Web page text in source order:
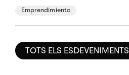
Emprendimiento
TOTS ELS ESDEVENIMENTS